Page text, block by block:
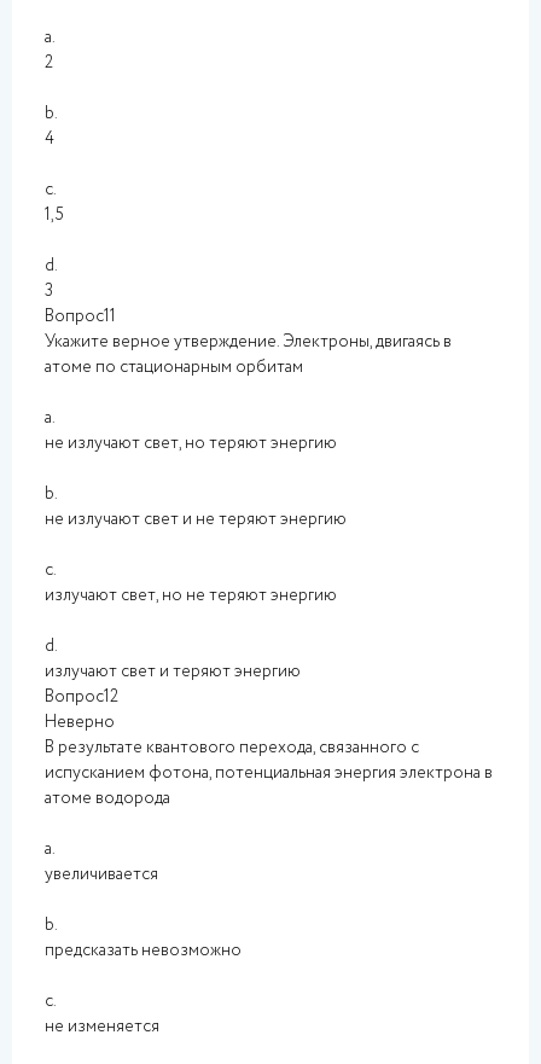
a.
2
b.
4
c.
1,5
d.
3
Вопрос11
Укажите верное утверждение. Электроны, двигаясь в
атоме по стационарным орбитам
a.
не излучают свет, но теряют энергию
b.
не излучают свет и не теряют энергию
c.
излучают свет, но не теряют энергию
d.
излучают свет и теряют энергию
Вопрос12
Неверно
В результате квантового перехода, связанного с
испусканием фотона, потенциальная энергия электрона в
атоме водорода
a.
увеличивается
b.
предсказать невозможно
c.
не изменяется